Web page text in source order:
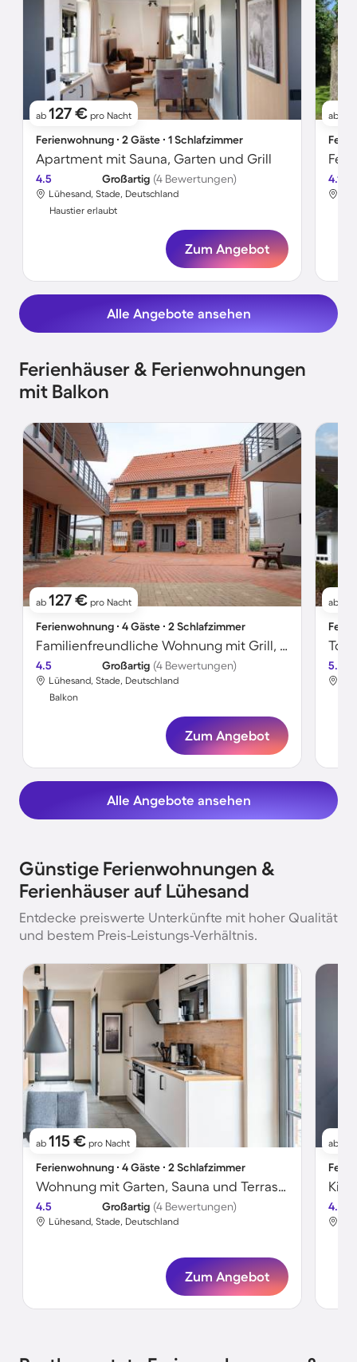
ab 127 € pro Nacht
Ferienwohnung ∙ 2 Gäste ∙ 1 Schlafzimmer
Apartment mit Sauna, Garten und Grill
4.5 Großartig (4 Bewertungen)
Lühesand, Stade, Deutschland
Haustier erlaubt
Zum Angebot
ab
4.1
Alle Angebote ansehen
Ferienhäuser & Ferienwohnungen
mit Balkon
ab 127 € pro Nacht
Ferienwohnung ∙ 4 Gäste ∙ 2 Schlafzimmer
Familienfreundliche Wohnung mit Grill, Sauna und Garten
4.5 Großartig (4 Bewertungen)
Lühesand, Stade, Deutschland
Balkon
Zum Angebot
ab
5.0
Alle Angebote ansehen
Günstige Ferienwohnungen &
Ferienhäuser auf Lühesand
Entdecke preiswerte Unterkünfte mit hoher Qualität
und bestem Preis-Leistungs-Verhältnis.
ab 115 € pro Nacht
Ferienwohnung ∙ 4 Gäste ∙ 2 Schlafzimmer
Wohnung mit Garten, Sauna und Terrasse
4.5 Großartig (4 Bewertungen)
Lühesand, Stade, Deutschland
Zum Angebot
ab
4.5